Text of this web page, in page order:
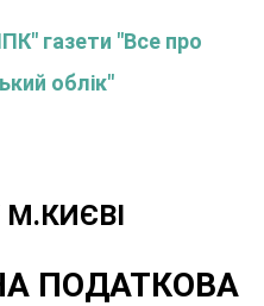
газети "Все про
облік"
ПОДАТКОВА